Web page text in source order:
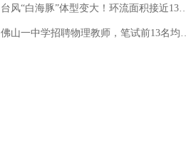
台风“白海豚”体型变大！环流面积接近13个浙江那么大
佛山一中学招聘物理教师，笔试前13名均遭淘汰？教育局：已叫停招聘，成立调查组全面核查